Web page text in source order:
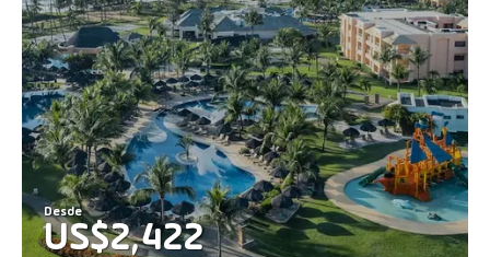
Desde
US$2,422